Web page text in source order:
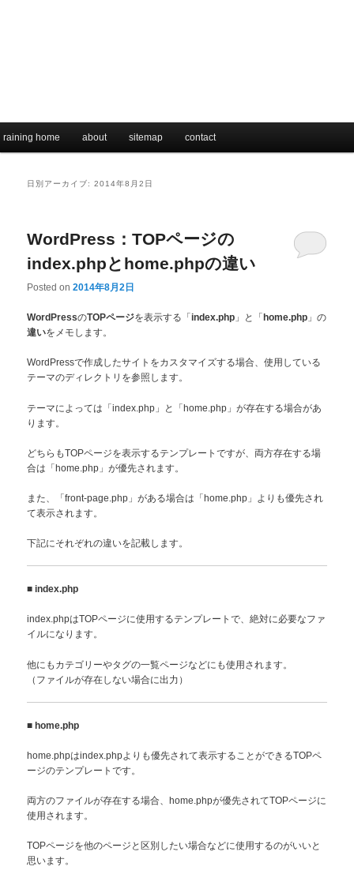
メインコンテンツへ移動
サブコンテンツへ移動
raining home about sitemap contact
日別アーカイブ:2014年8月2日
WordPress：TOPページの
index.phpとhome.phpの違い
Posted on2014年8月2日
WordPressのTOPページを表示する「index.php 」と「 home.php 」の
違いをメモします。
WordPressで作成したサイトをカスタマイズする場合、使用している
テーマのディレクトリを参照します。
テーマによっては「index.php」と「home.php」が存在する場合があ
ります。
どちらもTOPページを表示するテンプレートですが、両方存在する場
合は「home.php」が優先されます。
また、「front-page.php」がある場合は「home.php」よりも優先され
て表示されます。
下記にそれぞれの違いを記載します。
■index.php
index.phpはTOPページに使用するテンプレートで、絶対に必要なファ
イルになります。
他にもカテゴリーやタグの一覧ページなどにも使用されます。
（ファイルが存在しない場合に出力）
■ home.php
home.phpはindex.phpよりも優先されて表示することができるTOPペ
ージのテンプレートです。
両方のファイルが存在する場合、home.phpが優先されてTOPページに
使用されます。
TOPページを他のページと区別したい場合などに使用するのがいいと
思います。